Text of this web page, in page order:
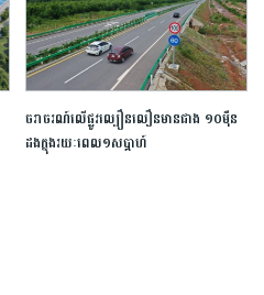
ចរាចរណ៍លើផ្លូវល្បឿនលឿនមានជាង ១០ម៉ឺន
ដងក្នុងរយៈពេល១សប្តាហ៍